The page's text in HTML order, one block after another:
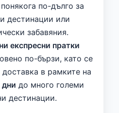
по-дълго за
дестинации или
забавяния.
експресни пратки
по-бързи, като се
в рамките на
до много големи
дестинации.